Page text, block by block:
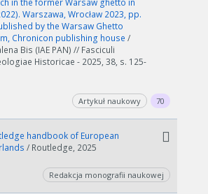
danych do przetworzenia generowanie pliku
może się wydłużyć.
zmniejszając zakres lat.
Anuluj
in the former Warsaw ghetto in
Warszawa, Wrocław 2023, pp.
by the Warsaw Ghetto
Chronicon publishing house /
Bis (IAE PAN) // Fasciculi
Historicae - 2025, 38, s. 125-
Artykuł naukowy 70
handbook of European
/ Routledge, 2025
Redakcja monografii naukowej